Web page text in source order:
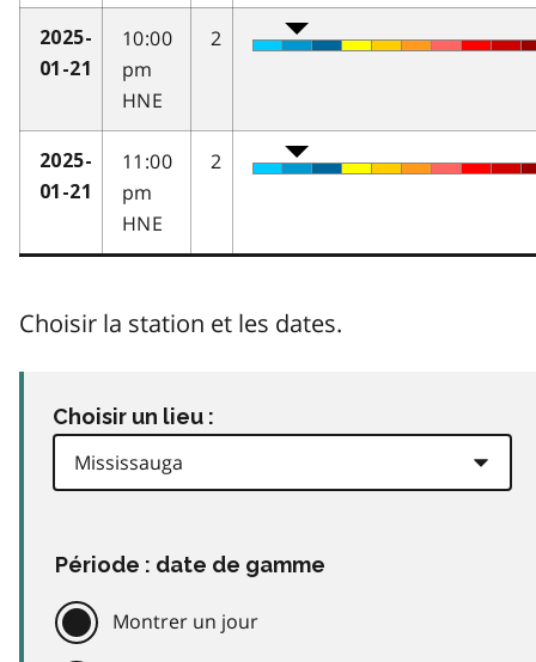
2025-
01-21
10:00
pm
HNE
2
2025-
01-21
11:00
pm
HNE
2
Choisir la station et les dates.
Choisir un lieu :
Période : date de gamme
Montrer un jour